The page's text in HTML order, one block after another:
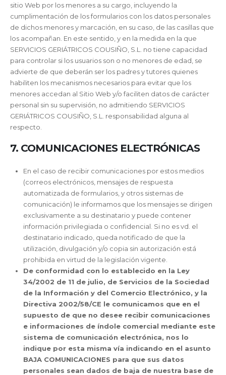
sitio Web por los menores a su cargo, incluyendo la
cumplimentación de los formularios con los datos personales
de dichos menores y marcación, en su caso, de las casillas que
los acompañan. En este sentido, y en la medida en la que
SERVICIOS GERIÁTRICOS COUSIÑO, S.L. no tiene capacidad
para controlar si los usuarios son o no menores de edad, se
advierte de que deberán ser los padres y tutores quienes
habiliten los mecanismos necesarios para evitar que los
menores accedan al Sitio Web y/o faciliten datos de carácter
personal sin su supervisión, no admitiendo SERVICIOS
GERIÁTRICOS COUSIÑO, S.L. responsabilidad alguna al
respecto.
7. COMUNICACIONES ELECTRÓNICAS
En el caso de recibir comunicaciones por estos medios
(correos electrónicos, mensajes de respuesta
automatizada de formularios, y otros sistemas de
comunicación) le informamos que los mensajes se dirigen
exclusivamente a su destinatario y puede contener
información privilegiada o confidencial. Si no es vd. el
destinatario indicado, queda notificado de que la
utilización, divulgación y/o copia sin autorización está
prohibida en virtud de la legislación vigente.
De conformidad con lo establecido en la Ley
34/2002 de 11 de julio, de Servicios de la Sociedad
de la Información y del Comercio Electrónico, y la
Directiva 2002/58/CE le comunicamos que en el
supuesto de que no desee recibir comunicaciones
e informaciones de índole comercial mediante este
sistema de comunicación electrónica, nos lo
indique por esta misma vía indicando en el asunto
BAJA COMUNICACIONES para que sus datos
personales sean dados de baja de nuestra base de